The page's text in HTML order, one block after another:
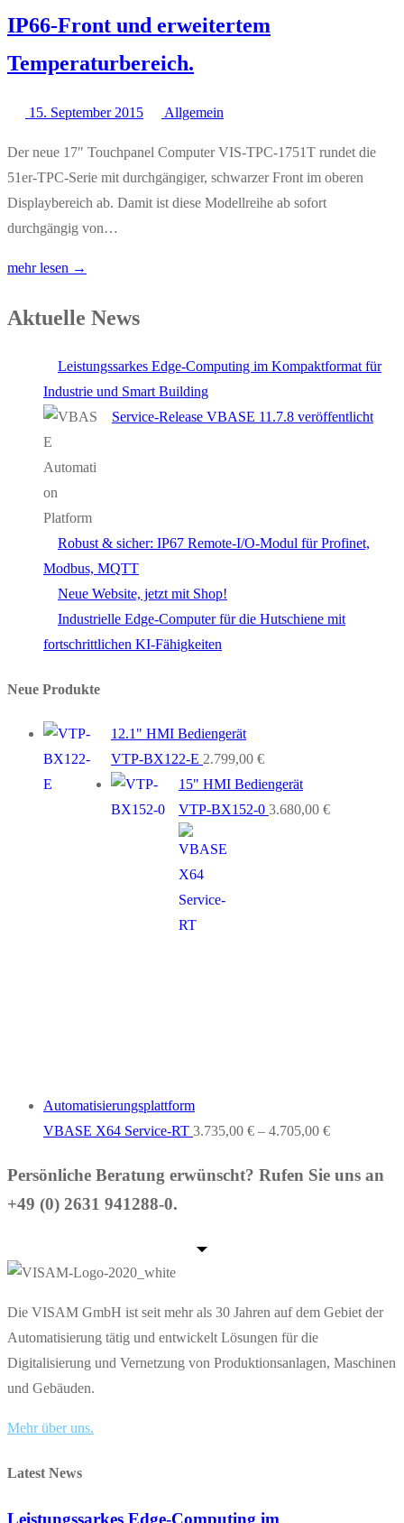
IP66-Front und erweitertem
Temperaturbereich.
15. September 2015 Allgemein
Der neue 17″ Touchpanel Computer VIS-TPC-1751T rundet die
51er-TPC-Serie mit durchgängiger, schwarzer Front im oberen
Displaybereich ab. Damit ist diese Modellreihe ab sofort
durchgängig von…
mehr lesen →
Aktuelle News
Leistungssarkes Edge-Computing im Kompaktformat für
Industrie und Smart Building
Service-Release VBASE 11.7.8 veröffentlicht
Robust & sicher: IP67 Remote-I/O-Modul für Profinet,
Modbus, MQTT
Neue Website, jetzt mit Shop!
Industrielle Edge-Computer für die Hutschiene mit
fortschrittlichen KI-Fähigkeiten
Neue Produkte
12.1" HMI Bediengerät
VTP-BX122-E 2.799,00 €
15" HMI Bediengerät
VTP-BX152-0 3.680,00 €
Automatisierungsplattform
VBASE X64 Service-RT 3.735,00 € – 4.705,00 €
Persönliche Beratung erwünscht? Rufen Sie uns an
+49 (0) 2631 941288-0.
Die VISAM GmbH ist seit mehr als 30 Jahren auf dem Gebiet der
Automatisierung tätig und entwickelt Lösungen für die
Digitalisierung und Vernetzung von Produktionsanlagen, Maschinen
und Gebäuden.
Mehr über uns.
Latest News
Leistungssarkes Edge-Computing im